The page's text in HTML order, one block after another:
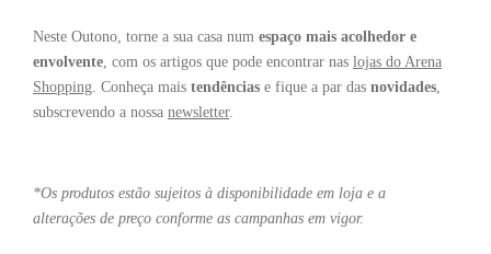
Neste Outono, torne a sua casa num espaço mais acolhedor e
envolvente, com os artigos que pode encontrar nas lojas do Arena
Shopping. Conheça mais tendências e fique a par das novidades,
subscrevendo a nossa newsletter.
*Os produtos estão sujeitos à disponibilidade em loja e a
alterações de preço conforme as campanhas em vigor.